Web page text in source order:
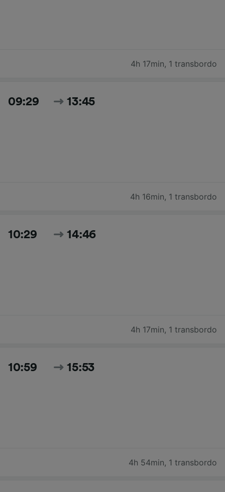
4h 17min, 1 transbordo
09:29 13:45
4h 16min, 1 transbordo
10:29 14:46
4h 17min, 1 transbordo
10:59 15:53
4h 54min, 1 transbordo